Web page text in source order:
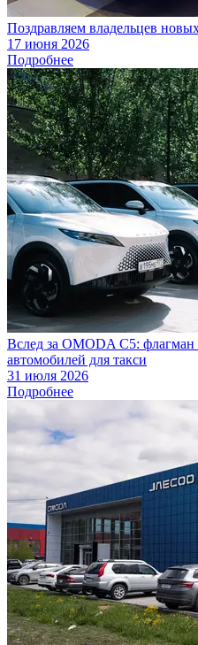
Поздравляем владельцев
17 июня 2026
Подробнее
Вслед за OMODA C5:
автомобилей для такси
31 июля 2026
Подробнее